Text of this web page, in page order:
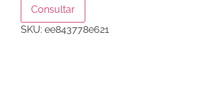
Consultar
SKU: ee843778e621